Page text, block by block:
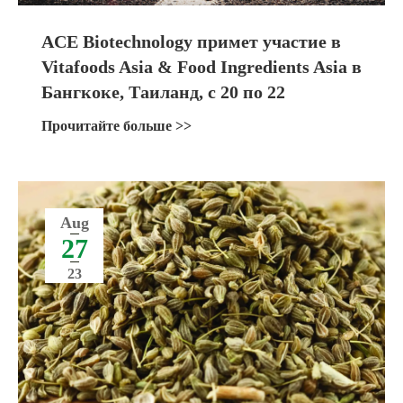
ACE Biotechnology примет участие в
Vitafoods Asia & Food Ingredients Asia в
Бангкоке, Таиланд, с 20 по 22
сентября 2023 года
Прочитайте больше >>
Aug
27
23